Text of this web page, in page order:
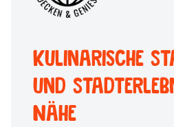
Kulinarische
und
Nähe